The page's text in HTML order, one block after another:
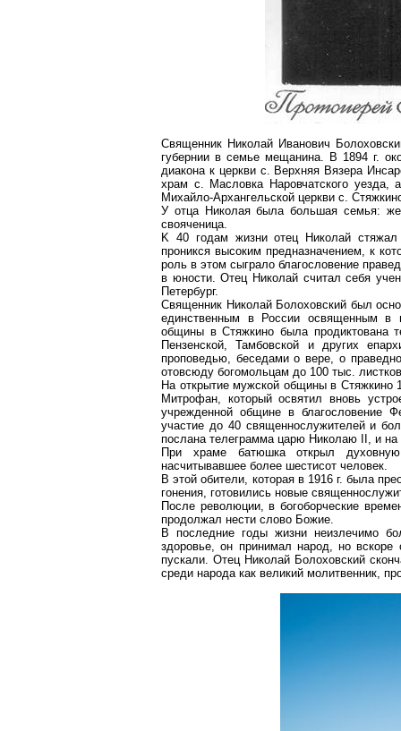
Священник Николай Иванович
губернии в семье мещанина. B 1894 г.
диакона к церкви c. Верхняя Вязера
храм c. Масловка Наровчатского уезда,a
Михайло-Архангельской церкви c.
У отца Николая была большая семья:
свояченица.
K 40 годам жизни отец Николай
проникся высоким предназначением, к
роль в этом сыграло благословение
в юности. Отец Николай считал себя
Петербург.
Священник Николай Болоховский был
единственным в России освященным
общины вСтяжкино была продиктована
Пензенской, Тамбовской и других
проповедью, беседамиo вере, o
отовсюду богомольцам до 100 тыс.
На открытие мужской общины в Стяжкино
Митрофан, который освятил вновь
учрежденной общине в благословение
участие до 40 священнослужителей и
послана телеграмма царю Николаю II, и на
При храме батюшка открыл
насчитывавшее более шестисот человек.
B этой обители, которая в 1916 г. была
гонения, готовились новые
После революции, в богоборческие
продолжал нести слово Божие.
В последние годы жизни неизлечимо
здоровье, он принимал народ, но
пускали. Отец Николай Болоховский
среди народа как великий молитвенник,